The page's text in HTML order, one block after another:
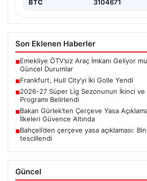
Son Eklenen Haberler
■
Güncel Durumlar
■Frankfurt, Hull City’yi İki Golle Yendi
2026-27 Süper Lig Sezonunun İkinci ve
Programı Belirlendi
■Bakan Gürlek’ten Çerçeve Yasa
İlkeleri Güvence Altında
■Bahçeli’den çerçeve yasa açıklaması:
tescillendi
Güncel